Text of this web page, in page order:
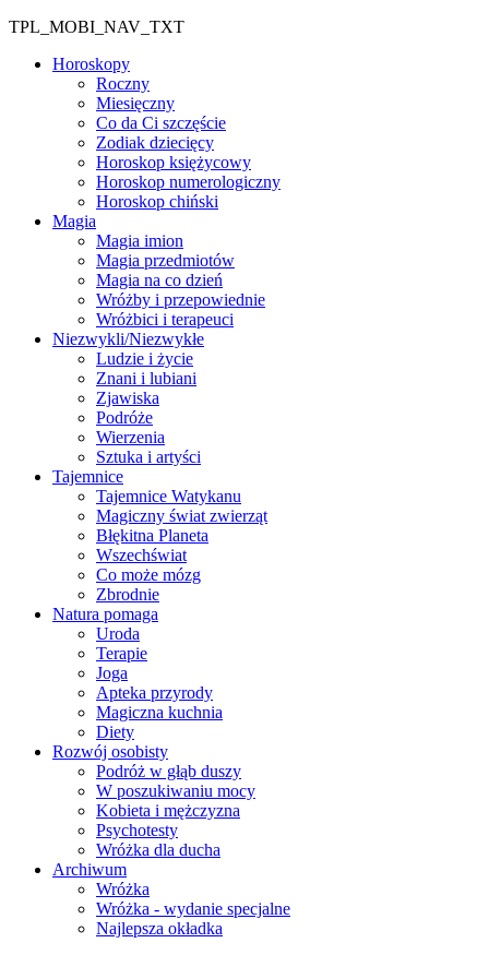
TPL_MOBI_NAV_TXT
Horoskopy
Roczny
Miesięczny
Co da Ci szczęście
Zodiak dziecięcy
Horoskop księżycowy
Horoskop numerologiczny
Horoskop chiński
Magia
Magia imion
Magia przedmiotów
Magia na co dzień
Wróżby i przepowiednie
Wróżbici i terapeuci
Niezwykli/Niezwykłe
Ludzie i życie
Znani i lubiani
Zjawiska
Podróże
Wierzenia
Sztuka i artyści
Tajemnice
Tajemnice Watykanu
Magiczny świat zwierząt
Błękitna Planeta
Wszechświat
Co może mózg
Zbrodnie
Natura pomaga
Uroda
Terapie
Joga
Apteka przyrody
Magiczna kuchnia
Diety
Rozwój osobisty
Podróż w głąb duszy
W poszukiwaniu mocy
Kobieta i mężczyzna
Psychotesty
Wróżka dla ducha
Archiwum
Wróżka
Wróżka - wydanie specjalne
Najlepsza okładka